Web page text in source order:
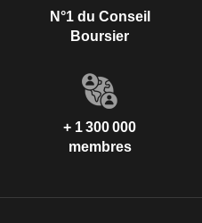
N°1 du Conseil
Boursier
+ 1 300 000
membres